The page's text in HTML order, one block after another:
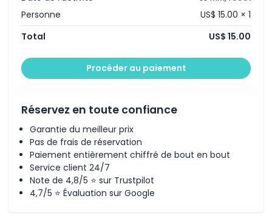
Planet promet une visite mémorable et éducative pour
toute la famille. Que vous appreniez sur les écosystèmes
marins, découvriez de nouvelles espèces marines ou
profitiez simplement de la beauté paisible du monde sous-
marin, Aqua Planet vous laissera à coup sûr des souvenirs
durables.
Points forts
Inclus
Politique enfant/adulte
Personne
US$ 15.00 × 1
Total
US$ 15.00
Procéder au paiement
Réservez en toute confiance
Garantie du meilleur prix
Pas de frais de réservation
Paiement entièrement chiffré de bout en bout
Service client 24/7
Note de 4,8/5 ⭐ sur Trustpilot
4,7/5 ⭐ Évaluation sur Google